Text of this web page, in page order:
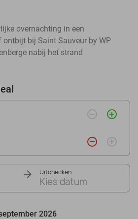
overnachting in een
bij Saint Sauveur by WP
nabij het strand
remove_circle_outline add_circle_outline
remove_circle_outline add_circle_outline
Uitchecken
Kies datum
2026